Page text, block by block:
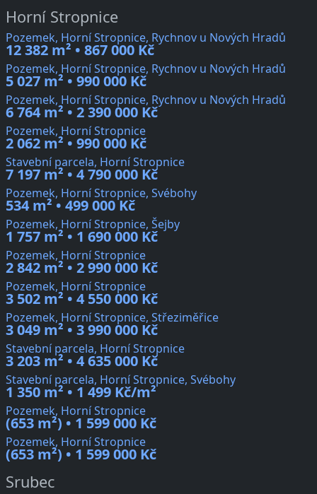
Horní Stropnice
Pozemek, Horní Stropnice, Rychnov u Nových Hradů
12 382 m² • 867 000 Kč
Pozemek, Horní Stropnice, Rychnov u Nových Hradů
5 027 m² • 990 000 Kč
Pozemek, Horní Stropnice, Rychnov u Nových Hradů
6 764 m² • 2 390 000 Kč
Pozemek, Horní Stropnice
2 062 m² • 990 000 Kč
Stavební parcela, Horní Stropnice
7 197 m² • 4 790 000 Kč
Pozemek, Horní Stropnice, Svébohy
534 m² • 499 000 Kč
Pozemek, Horní Stropnice, Šejby
1 757 m² • 1 690 000 Kč
Pozemek, Horní Stropnice
2 842 m² • 2 990 000 Kč
Pozemek, Horní Stropnice
3 502 m² • 4 550 000 Kč
Pozemek, Horní Stropnice, Střeziměřice
3 049 m² • 3 990 000 Kč
Stavební parcela, Horní Stropnice
3 203 m² • 4 635 000 Kč
Stavební parcela, Horní Stropnice, Svébohy
1 350 m² • 1 499 Kč/m²
Pozemek, Horní Stropnice
(653 m²) • 1 599 000 Kč
Pozemek, Horní Stropnice
(653 m²) • 1 599 000 Kč
Srubec